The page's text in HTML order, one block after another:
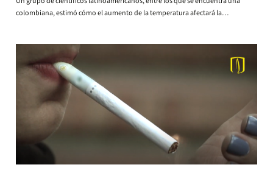
colombiana, estimó cómo el aumento de la temperatura afectará la